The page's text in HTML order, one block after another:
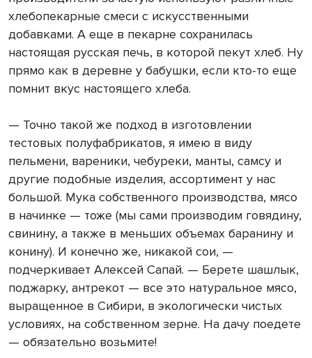
хлебопекарные смеси с искусственными
добавками. А еще в пекарне сохранилась
настоящая русская печь, в которой пекут хлеб. Ну
прямо как в деревне у бабушки, если кто-то еще
помнит вкус настоящего хлеба.
— Точно такой же подход в изготовлении
тестовых полуфабрикатов, я имею в виду
пельмени, вареники, чебуреки, манты, самсу и
другие подобные изделия, ассортимент у нас
большой. Мука собственного производства, мясо
в начинке — тоже (мы сами производим говядину,
свинину, а также в меньших объемах баранину и
конину). И конечно же, никакой сои, —
подчеркивает Алексей Сапай. — Берете шашлык,
поджарку, антрекот — все это натуральное мясо,
выращенное в Сибири, в экологически чистых
условиях, на собственном зерне. На дачу поедете
— обязательно возьмите!